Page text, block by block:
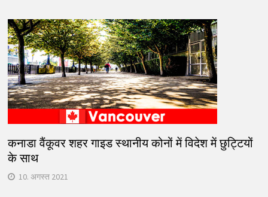
कनाडा वैंकूवर शहर गाइड स्थानीय कोनों में विदेश में छुट्टियों
के साथ
10. अगस्त 2021